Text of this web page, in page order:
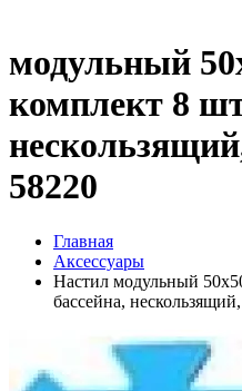
модульный
комплект 8
58220
Главная
Аксессуары
Настил модульный
бассейна,